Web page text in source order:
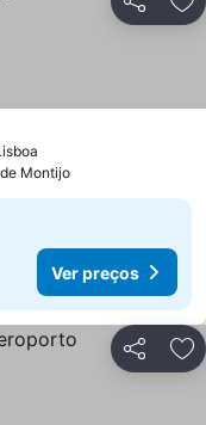
Partilhar
Montijo
Ver preços
Partilhar